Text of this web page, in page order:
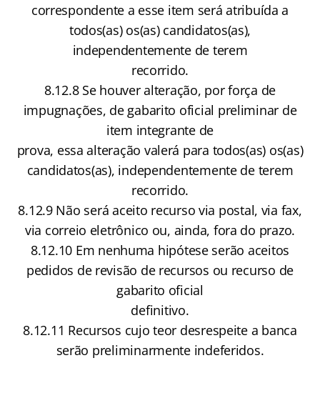
correspondente a esse item será atribuída a
todos(as) os(as) candidatos(as),
independentemente de terem
recorrido.
8.12.8 Se houver alteração, por força de
impugnações, de gabarito oficial preliminar de
item integrante de
prova, essa alteração valerá para todos(as) os(as)
candidatos(as), independentemente de terem
recorrido.
8.12.9 Não será aceito recurso via postal, via fax,
via correio eletrônico ou, ainda, fora do prazo.
8.12.10 Em nenhuma hipótese serão aceitos
pedidos de revisão de recursos ou recurso de
gabarito oficial
definitivo.
8.12.11 Recursos cujo teor desrespeite a banca
serão preliminarmente indeferidos.